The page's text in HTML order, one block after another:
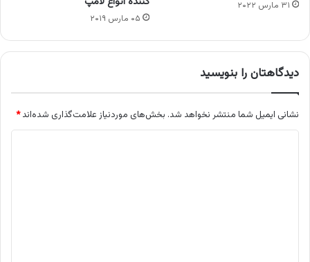
۳۱ مارس ۲۰۲۲
۰۵ مارس ۲۰۱۹
دیدگاهتان را بنویسید
نشانی ایمیل شما منتشر نخواهد شد. بخش‌های موردنیاز علامت‌گذاری شده‌اند*